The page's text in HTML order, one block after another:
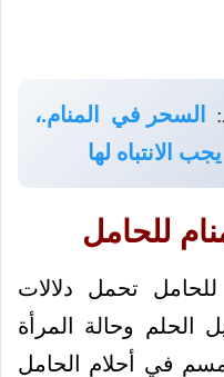
السحر في المنام.،
الانتباه لها
للحامل
تحمل دلالات
وحالة المرأة
في أحلام الحامل